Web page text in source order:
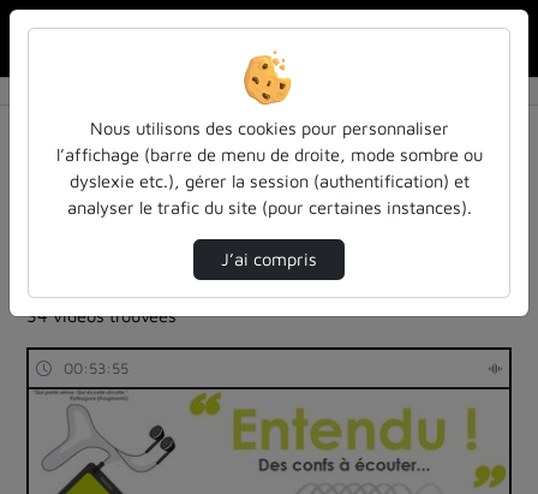
Résultats de la recherche
Filtres actifs (cliquer pour en retirer) :
Français
colloques-et-conferences
entendu-des-confs-a-ecouter
podcast
entendu-des-confs-a-ecouter
34 vidéos trouvées
00:53:55
Nous utilisons des cookies pour personnaliser
l’affichage (barre de menu de droite, mode sombre ou
dyslexie etc.), gérer la session (authentification) et
analyser le trafic du site (pour certaines instances).
J’ai compris